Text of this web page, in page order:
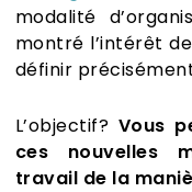
modalité
montré l’intérêt
définir
L’objectif? Vous
ces nouvelles
travail de la